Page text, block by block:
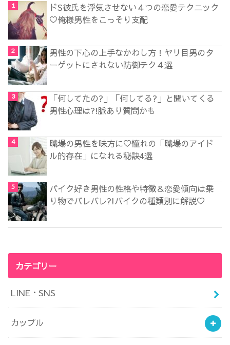
ドS彼氏を浮気させない４つの恋愛テクニック
♡俺様男性をこっそり支配
男性の下心の上手なかわし方！ヤリ目男のタ
ーゲットにされない防御テク４選
「何してたの?」「何してる?」と聞いてくる
男性心理は?!脈あり質問かも
職場の男性を味方に♡憧れの「職場のアイド
ル的存在」になれる秘訣4選
バイク好き男性の性格や特徴＆恋愛傾向は乗
り物でバレバレ?!バイクの種類別に解説♡
カテゴリー
LINE・SNS
カップル